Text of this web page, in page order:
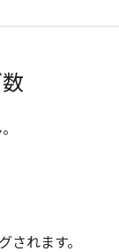
れます。